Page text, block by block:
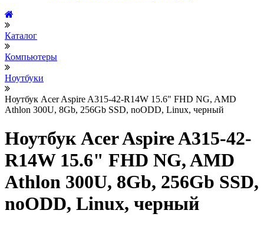
Каталог
Компьютеры
Ноутбуки
Ноутбук Acer Aspire A315-42-R14W 15.6" FHD NG, AMD
Athlon 300U, 8Gb, 256Gb SSD, noODD, Linux, черный
Ноутбук Acer Aspire A315-42-
R14W 15.6" FHD NG, AMD
Athlon 300U, 8Gb, 256Gb SSD,
noODD, Linux, черный